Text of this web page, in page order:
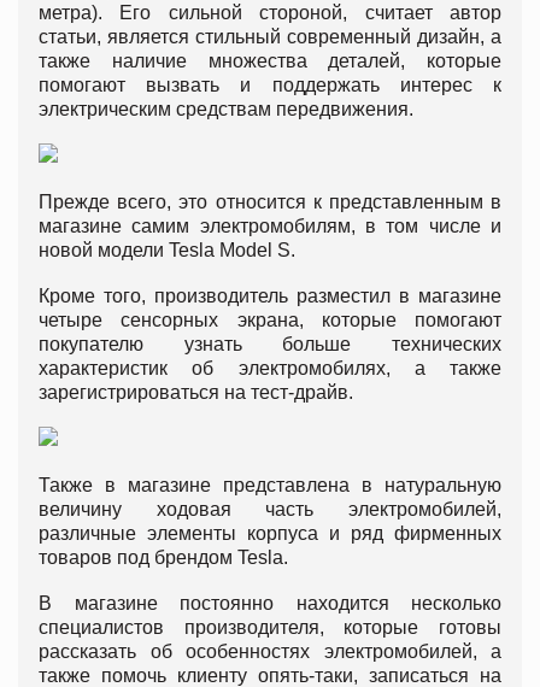
метра). Его сильной стороной, считает автор
статьи, является стильный современный дизайн, а
также наличие множества деталей, которые
помогают вызвать и поддержать интерес к
электрическим средствам передвижения.
Прежде всего, это относится к представленным в
магазине самим электромобилям, в том числе и
новой модели Tesla Model S.
Кроме того, производитель разместил в магазине
четыре сенсорных экрана, которые помогают
покупателю узнать больше технических
характеристик об электромобилях, а также
зарегистрироваться на тест-драйв.
Также в магазине представлена в натуральную
величину ходовая часть электромобилей,
различные элементы корпуса и ряд фирменных
товаров под брендом Tesla.
В магазине постоянно находится несколько
специалистов производителя, которые готовы
рассказать об особенностях электромобилей, а
также помочь клиенту опять-таки, записаться на